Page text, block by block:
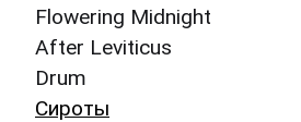
Flowering Midnight
After Leviticus
Drum
Сироты